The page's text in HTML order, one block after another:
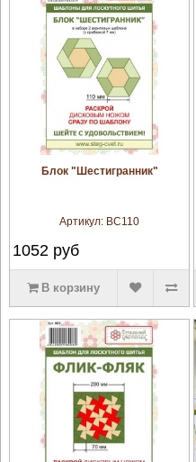
увеличить
Блок "Шестигранник"
Артикул: BC110
1052руб
В корзину